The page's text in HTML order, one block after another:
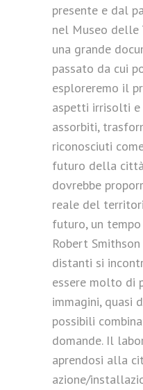
presente e dal
nel Museo delle
una grande
passato da cui
esploreremo il
aspetti irrisolti e
assorbiti,
riconosciuti
futuro della
dovrebbe
reale del
futuro, un
Robert
distanti si
essere molto di
immagini, quasi
possibili
domande. Il
aprendosi alla
azione/